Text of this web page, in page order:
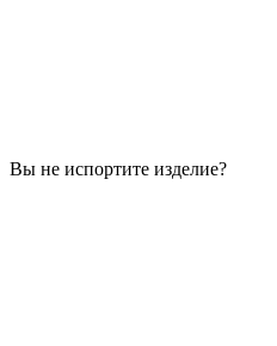
Вы не испортите изделие?